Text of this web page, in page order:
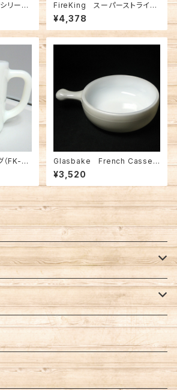
リーズ
1213
FireKing スーパーストライ
プ 緑（FK-12990）
¥4,378
FK-12
Glasbake French Casser
ole（FK-10390）
¥3,520
イズブルー）
．．．）